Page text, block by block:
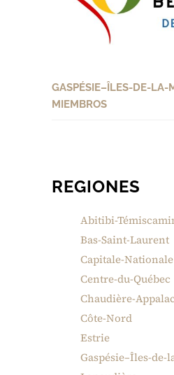
GASPÉSIE–ÎLES-DE-LA-
MIEMBROS
REGIONES
Abitibi-
Bas-Saint-Laurent
Capitale-Nationale
Centre-du-Québec
Chaudière-
Côte-Nord
Estrie
Gaspésie–Îles-de-